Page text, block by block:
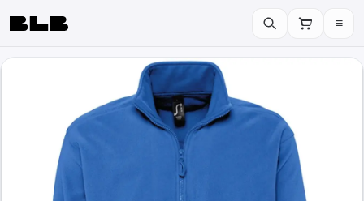
BLB ≡